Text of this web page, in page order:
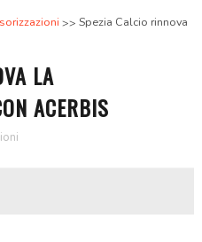
Spezia Calcio rinnova
LA
ACERBIS